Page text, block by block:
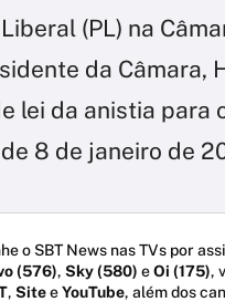
(PL) na
da Câmara,
lei da anistia para
8 de janeiro de
o SBT News nas TVs por
(576), Sky (580) eOi (175),
, SiteeYouTube, além dos